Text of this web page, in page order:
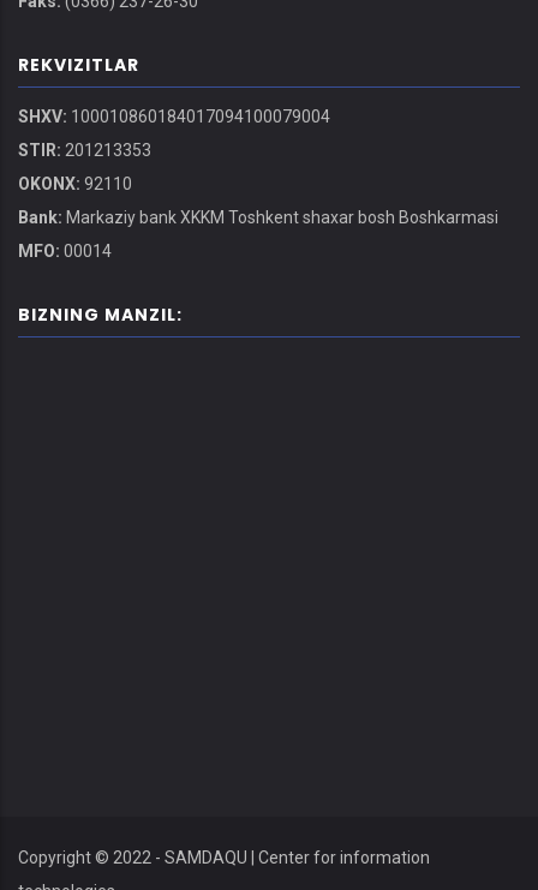
REKVIZITLAR
SHXV: 100010860184017094100079004
STIR: 201213353
OKONX: 92110
Bank: Markaziy bank XKKM Toshkent shaxar bosh Boshkarmasi
MFO: 00014
BIZNING MANZIL:
Copyright © 2022 - SAMDAQU | Center for information